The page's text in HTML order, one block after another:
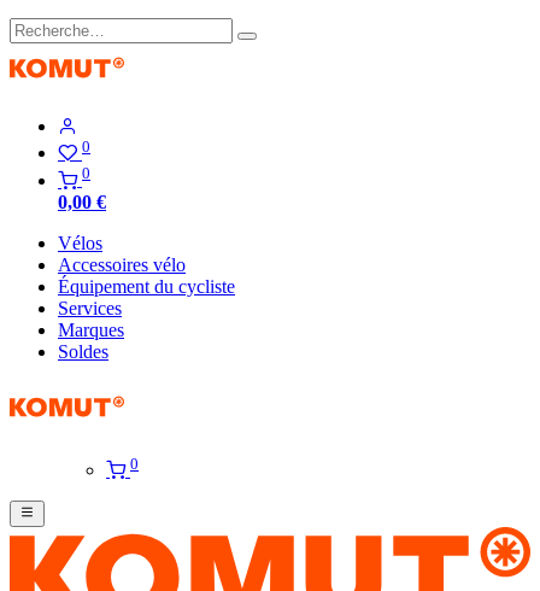
0
0
0,00 €
Vélos
Accessoires vélo
Équipement du cycliste
Services
Marques
Soldes
0